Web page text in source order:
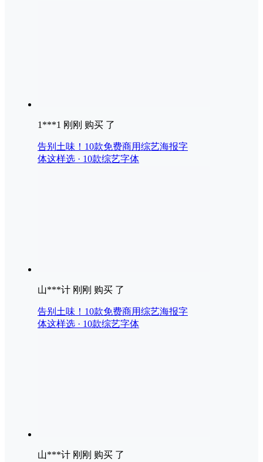
1***1 刚刚 购买 了
告别土味！10款免费商用综艺海报字
体这样选 · 10款综艺字体
山***计 刚刚 购买 了
告别土味！10款免费商用综艺海报字
体这样选 · 10款综艺字体
山***计 刚刚 购买 了